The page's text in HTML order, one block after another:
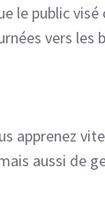
le public
vers les
apprenez
aussi de